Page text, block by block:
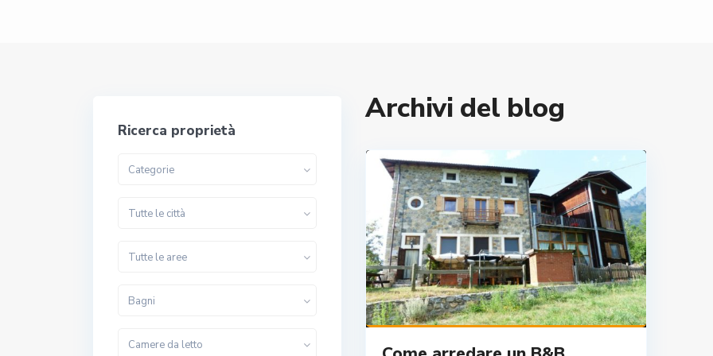
Archivi del blog
Ricerca proprietà
Categorie
Tutte le città
Tutte le aree
Bagni
Camere da letto